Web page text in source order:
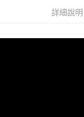
詳細說明